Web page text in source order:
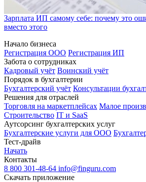
Зарплата ИП самому себе: почему это
вместо этого
Начало бизнеса
Регистрация ООО Регистрация ИП
Забота о сотрудниках
Кадровый учёт Воинский учёт
Порядок в бухгалтерии
Бухгалтерский учёт Консультации
Решения для отраслей
Торговля на маркетплейсах Малое
Строительство IT и SaaS
Аутсорсинг бухгалтерских услуг
Бухгалтерские услуги для ООО
Тест-драйв
Начать
Контакты
8 800 301-48-64 info@finguru.com
Скачать приложение